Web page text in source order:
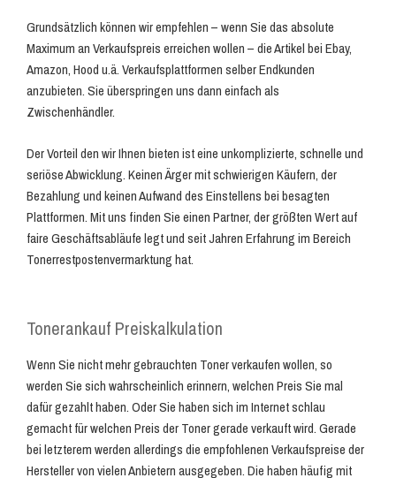
Grundsätzlich können wir empfehlen – wenn Sie das absolute
Maximum an Verkaufspreis erreichen wollen – die Artikel bei Ebay,
Amazon, Hood u.ä. Verkaufsplattformen selber Endkunden
anzubieten. Sie überspringen uns dann einfach als
Zwischenhändler.
Der Vorteil den wir Ihnen bieten ist eine unkomplizierte, schnelle und
seriöse Abwicklung. Keinen Ärger mit schwierigen Käufern, der
Bezahlung und keinen Aufwand des Einstellens bei besagten
Plattformen. Mit uns finden Sie einen Partner, der größten Wert auf
faire Geschäftsabläufe legt und seit Jahren Erfahrung im Bereich
Tonerrestpostenvermarktung hat.
Tonerankauf Preiskalkulation
Wenn Sie nicht mehr gebrauchten Toner verkaufen wollen, so
werden Sie sich wahrscheinlich erinnern, welchen Preis Sie mal
dafür gezahlt haben. Oder Sie haben sich im Internet schlau
gemacht für welchen Preis der Toner gerade verkauft wird. Gerade
bei letzterem werden allerdings die empfohlenen Verkaufspreise der
Hersteller von vielen Anbietern ausgegeben. Die haben häufig mit